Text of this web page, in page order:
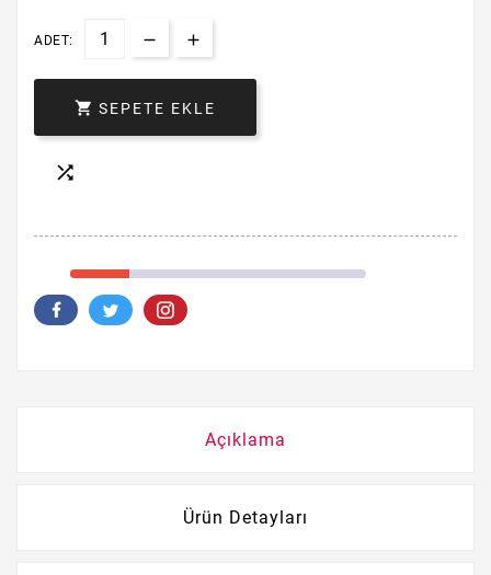
ADET:
 SEPETE EKLE

Açıklama
Ürün Detayları